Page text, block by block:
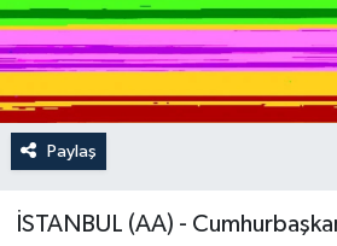
Paylaş
İSTANBUL (AA) -